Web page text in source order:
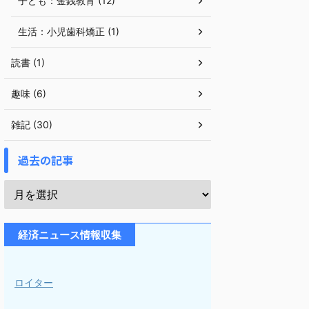
生活：小児歯科矯正 (1)
読書 (1)
趣味 (6)
雑記 (30)
過去の記事
経済ニュース情報収集
ロイター